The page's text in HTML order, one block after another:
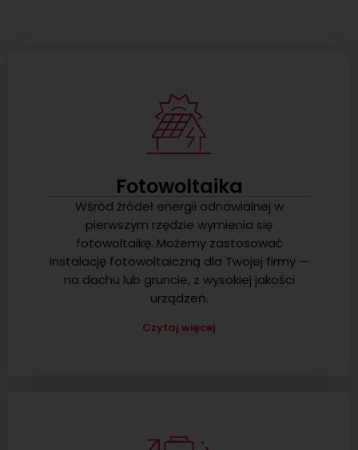
Fotowoltaika
Wśród źródeł energii odnawialnej w
pierwszym rzędzie wymienia się
fotowoltaikę. Możemy zastosować
instalację fotowoltaiczną dla Twojej firmy —
na dachu lub gruncie, z wysokiej jakości
urządzeń.
Czytaj więcej